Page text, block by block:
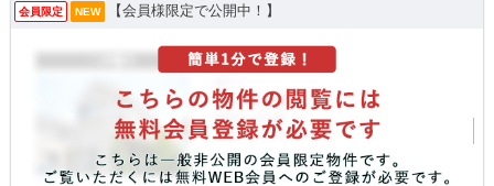
会員限定 NEW 【会員様限定で公開中！】